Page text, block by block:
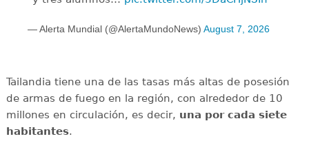
— Alerta Mundial (@AlertaMundoNews) August 7, 2026
Tailandia tiene una de las tasas más altas de posesión
de armas de fuego en la región, con alrededor de 10
millones en circulación, es decir, una por cada siete
habitantes.